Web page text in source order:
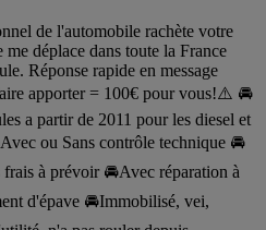
de l'automobile rachète votre
déplace dans toute la France
Réponse rapide en message
apporter = 100€ pour vous!⚠️ 🚘
a partir de 2011 pour les diesel et
ou Sans contrôle technique 🚘
frais à prévoir 🚘Avec réparation à
d'épave 🚘Immobilisé, vei,